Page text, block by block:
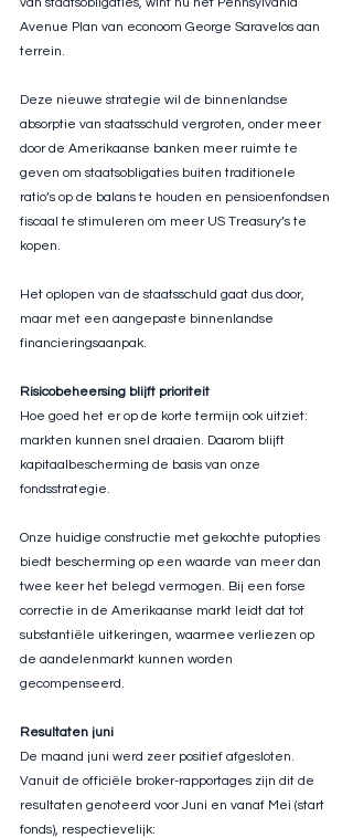
Avenue Plan van econoom George Saravelos aan
terrein.
Deze nieuwe strategie wil de binnenlandse
absorptie van staatsschuld vergroten, onder meer
door de Amerikaanse banken meer ruimte te
geven om staatsobligaties buiten traditionele
ratio’s op de balans te houden en pensioenfondsen
fiscaal te stimuleren om meer US Treasury’s te
kopen.
Het oplopen van de staatsschuld gaat dus door,
maar met een aangepaste binnenlandse
financieringsaanpak.
Risicobeheersing blijft prioriteit
Hoe goed het er op de korte termijn ook uitziet:
markten kunnen snel draaien. Daarom blijft
kapitaalbescherming de basis van onze
fondsstrategie.
Onze huidige constructie met gekochte putopties
biedt bescherming op een waarde van meer dan
twee keer het belegd vermogen. Bij een forse
correctie in de Amerikaanse markt leidt dat tot
substantiële uitkeringen, waarmee verliezen op
de aandelenmarkt kunnen worden
gecompenseerd.
Resultaten juni
De maand juni werd zeer positief afgesloten.
Vanuit de officiële broker-rapportages zijn dit de
resultaten genoteerd voor Juni en vanaf Mei (start
fonds), respectievelijk: